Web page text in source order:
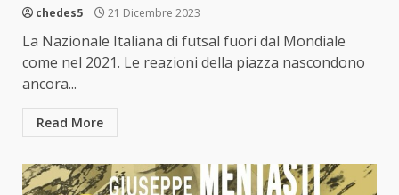
chedes5 21 Dicembre 2023
La Nazionale Italiana di futsal fuori dal Mondiale
come nel 2021. Le reazioni della piazza nascondono
ancora...
Read More